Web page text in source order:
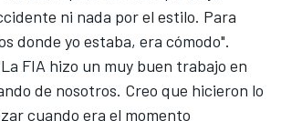
ni nada por el estilo. Para
donde yo estaba, era cómodo".
FIA hizo un muy buen trabajo en
de nosotros. Creo que hicieron lo
cuando era el momento